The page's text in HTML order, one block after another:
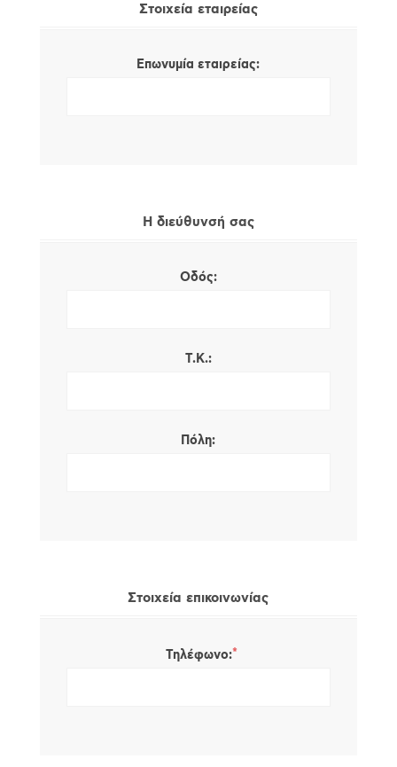
Στοιχεία εταιρείας
Επωνυμία εταιρείας:
Η διεύθυνσή σας
Οδός:
Τ.Κ.:
Πόλη:
Στοιχεία επικοινωνίας
Τηλέφωνο:*